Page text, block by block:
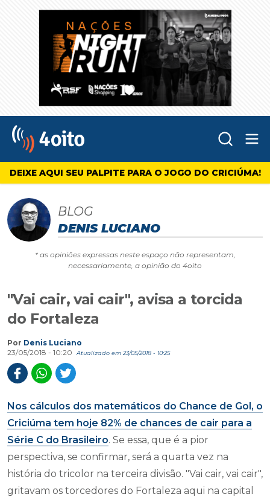
4oito
DEIXE AQUI SEU PALPITE PARA O JOGO DO CRICIÚMA!
BLOG
DENIS LUCIANO
* as opiniões expressas neste espaço não representam,
necessariamente, a opinião do 4oito
"Vai cair, vai cair", avisa a torcida
do Fortaleza
Por Denis Luciano
23/05/2018 - 10:20
Atualizado em 23/05/2018 - 10:25
Nos cálculos dos matemáticos do Chance de Gol, o
Criciúma tem hoje 82% de chances de cair para a
Série C do Brasileiro. Se essa, que é a pior
perspectiva, se confirmar, será a quarta vez na
história do tricolor na terceira divisão. "Vai cair, vai cair",
gritavam os torcedores do Fortaleza aqui na capital